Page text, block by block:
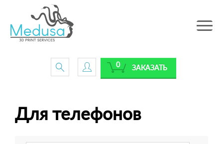
Toggle
ЗАКАЗАТЬ
0
Для телефонов